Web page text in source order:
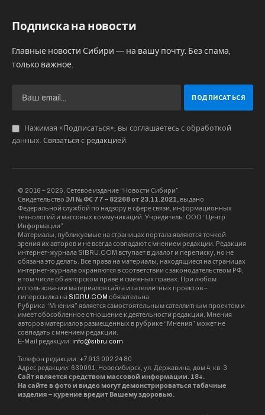
огонь” состоялся в 2012 году в деревне
реконструкторов. тогда фестиваль собрал
значимым событием и быстро приобрел
международный статус – сейчас на
исторические игры съезжаются участники из
разных регионов России, а также Белоруссии,
превысила 45 тысяч человек, а в 2019 году
фестиваль собрал рекордные 50 тысяч
зрителей. Этот показатель не превзойден до
сих пор.